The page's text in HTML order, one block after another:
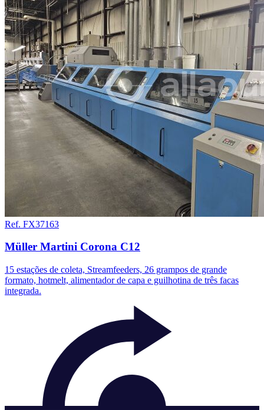
Ref. FX37163
Müller Martini Corona C12
15 estações de coleta, Streamfeeders, 26 grampos de grande
formato, hotmelt, alimentador de capa e guilhotina de três facas
integrada.